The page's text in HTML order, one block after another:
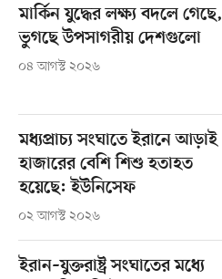
মার্কিন যুদ্ধের লক্ষ্য বদলে গেছে,
ভুগছে উপসাগরীয় দেশগুলো
০৪ আগস্ট ২০২৬
মধ্যপ্রাচ্য সংঘাতে ইরানে আড়াই
হাজারের বেশি শিশু হতাহত
হয়েছে: ইউনিসেফ
০২ আগস্ট ২০২৬
ইরান–যুক্তরাষ্ট্র সংঘাতের মধ্যে